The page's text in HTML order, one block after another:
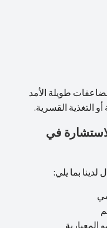
طويلة الأمد
التغذية القسرية.
في
بما يلي: